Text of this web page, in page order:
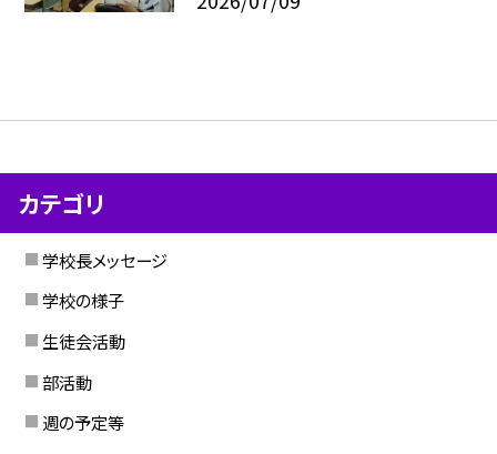
カテゴリ
学校長メッセージ
学校の様子
生徒会活動
部活動
週の予定等